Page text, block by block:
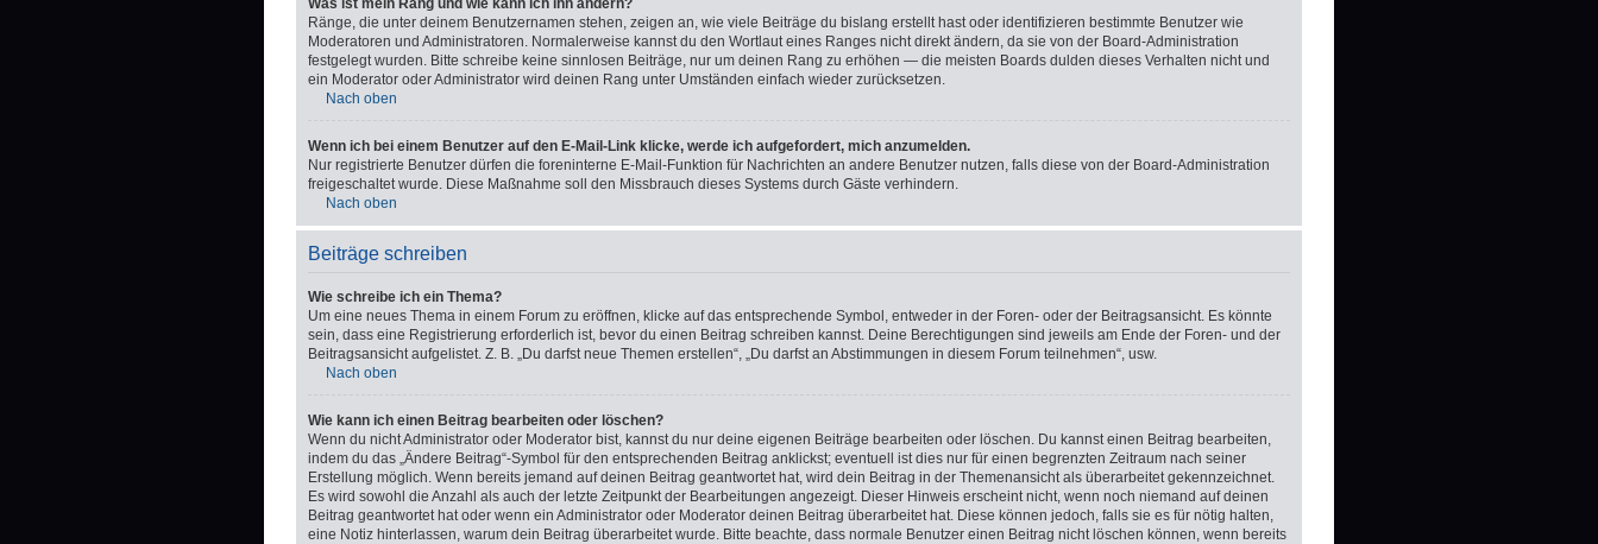
Was ist mein Rang und wie kann ich ihn ändern?
Ränge, die unter deinem Benutzernamen stehen, zeigen an, wie viele Beiträge du bislang erstellt hast oder identifizieren bestimmte Benutzer wie
Moderatoren und Administratoren. Normalerweise kannst du den Wortlaut eines Ranges nicht direkt ändern, da sie von der Board-Administration
festgelegt wurden. Bitte schreibe keine sinnlosen Beiträge, nur um deinen Rang zu erhöhen — die meisten Boards dulden dieses Verhalten nicht und
ein Moderator oder Administrator wird deinen Rang unter Umständen einfach wieder zurücksetzen.
Nach oben
Wenn ich bei einem Benutzer auf den E-Mail-Link klicke, werde ich aufgefordert, mich anzumelden.
Nur registrierte Benutzer dürfen die foreninterne E-Mail-Funktion für Nachrichten an andere Benutzer nutzen, falls diese von der Board-Administration
freigeschaltet wurde. Diese Maßnahme soll den Missbrauch dieses Systems durch Gäste verhindern.
Nach oben
Beiträge schreiben
Wie schreibe ich ein Thema?
Um eine neues Thema in einem Forum zu eröffnen, klicke auf das entsprechende Symbol, entweder in der Foren- oder der Beitragsansicht. Es könnte
sein, dass eine Registrierung erforderlich ist, bevor du einen Beitrag schreiben kannst. Deine Berechtigungen sind jeweils am Ende der Foren- und der
Beitragsansicht aufgelistet. Z. B. „Du darfst neue Themen erstellen“, „Du darfst an Abstimmungen in diesem Forum teilnehmen“, usw.
Nach oben
Wie kann ich einen Beitrag bearbeiten oder löschen?
Wenn du nicht Administrator oder Moderator bist, kannst du nur deine eigenen Beiträge bearbeiten oder löschen. Du kannst einen Beitrag bearbeiten,
indem du das „Ändere Beitrag“-Symbol für den entsprechenden Beitrag anklickst; eventuell ist dies nur für einen begrenzten Zeitraum nach seiner
Erstellung möglich. Wenn bereits jemand auf deinen Beitrag geantwortet hat, wird dein Beitrag in der Themenansicht als überarbeitet gekennzeichnet.
Es wird sowohl die Anzahl als auch der letzte Zeitpunkt der Bearbeitungen angezeigt. Dieser Hinweis erscheint nicht, wenn noch niemand auf deinen
Beitrag geantwortet hat oder wenn ein Administrator oder Moderator deinen Beitrag überarbeitet hat. Diese können jedoch, falls sie es für nötig halten,
eine Notiz hinterlassen, warum dein Beitrag überarbeitet wurde. Bitte beachte, dass normale Benutzer einen Beitrag nicht löschen können, wenn bereits